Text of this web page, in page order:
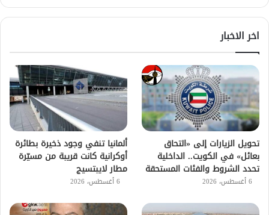
اخر الاخبار
تحويل الزيارات إلى «التحاق
بعائل» في الكويت.. الداخلية
تحدد الشروط والفئات المستحقة
6 أغسطس، 2026
ألمانيا تنفي وجود ذخيرة بطائرة
أوكرانية كانت قريبة من مسيّرة
مطار لايبتسيج
6 أغسطس، 2026